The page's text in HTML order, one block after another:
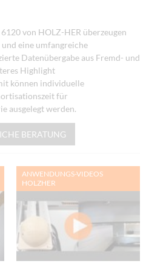
von HOLZ-HER überzeugen
eine umfangreiche
Datenübergabe aus Fremd- und
Highlight
können individuelle
für
ausgelegt werden.
BERATUNG
ANWENDUNGS-VIDEOS
HOLZHER